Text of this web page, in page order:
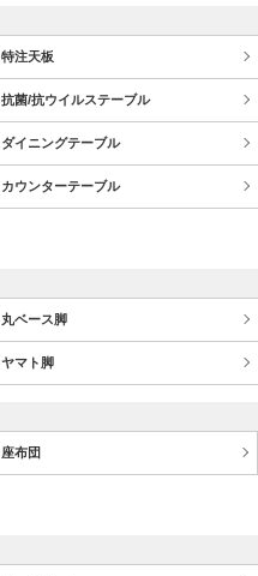
特注天板
抗菌/抗ウイルステーブル
ダイニングテーブル
カウンターテーブル
丸ベース脚
ヤマト脚
座布団